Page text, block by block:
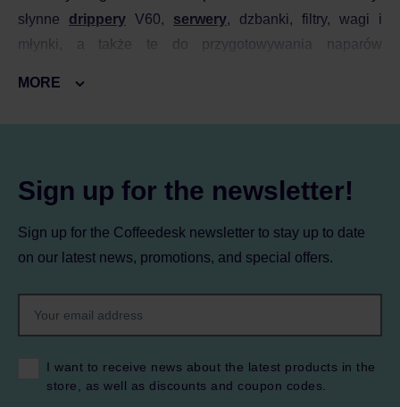
słynne drippery V60, serwery, dzbanki, filtry, wagi i
młynki, a także te do przygotowywania naparów
Coffeedesk od 2014 r. jest oficjalnym dystrybutorem marki
Hario w Polsce. W naszej kolekcji znajdziecie najnowsze
akcesoria i sprzęt do parzenia herbaty oraz niezbędne
was przyjemnym i satysfakcjonującym rytuałem.
drippery szklane i
MORE
Sign up for the newsletter!
Sign up for the Coffeedesk newsletter to stay up to date
on our latest news, promotions, and special offers.
I want to receive news about the latest products in the
store, as well as discounts and coupon codes.